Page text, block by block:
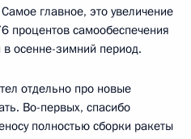
главное, это увеличение
процентов самообеспечения
осенне-зимний период.
отдельно про новые
Во-первых, спасибо
полностью сборки ракеты